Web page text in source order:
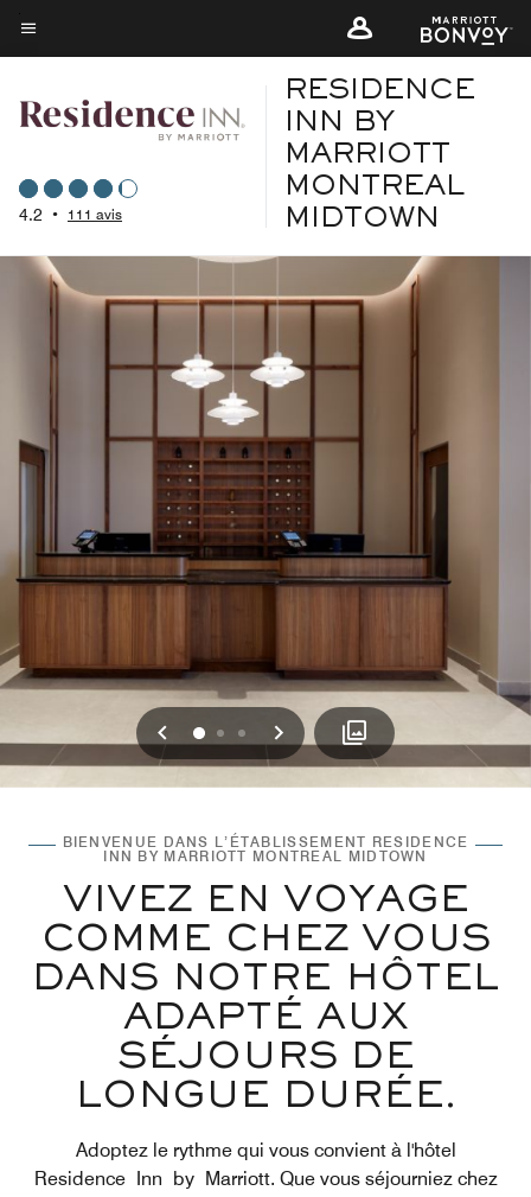
Skip
to
content
Texte du menu
4.2 • 111 avis
RESIDENCE
INN BY
MARRIOTT
MONTREAL
MIDTOWN
Précédent
0 1 2 Suivant
BIENVENUE DANS L’ÉTABLISSEMENT RESIDENCE
INN BY MARRIOTT MONTREAL MIDTOWN
VIVEZ EN VOYAGE
COMME CHEZ VOUS
DANS NOTRE HÔTEL
ADAPTÉ AUX
SÉJOURS DE
LONGUE DURÉE.
Adoptez le rythme qui vous convient à l'hôtel
Residence Inn by Marriott. Que vous séjourniez chez